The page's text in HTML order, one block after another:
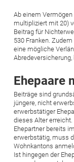
Ab einem
multipliziert mit 20)
Beitrag für
530 Franken.
eine mögliche
Abredeversicherung,
Ehepaare
Beiträge sind
jüngere, nicht
erwerbstätiger
dieses Alter
Ehepartner bereits
erwerbstätig, muss
Wohnkantons
Ist hingegen der